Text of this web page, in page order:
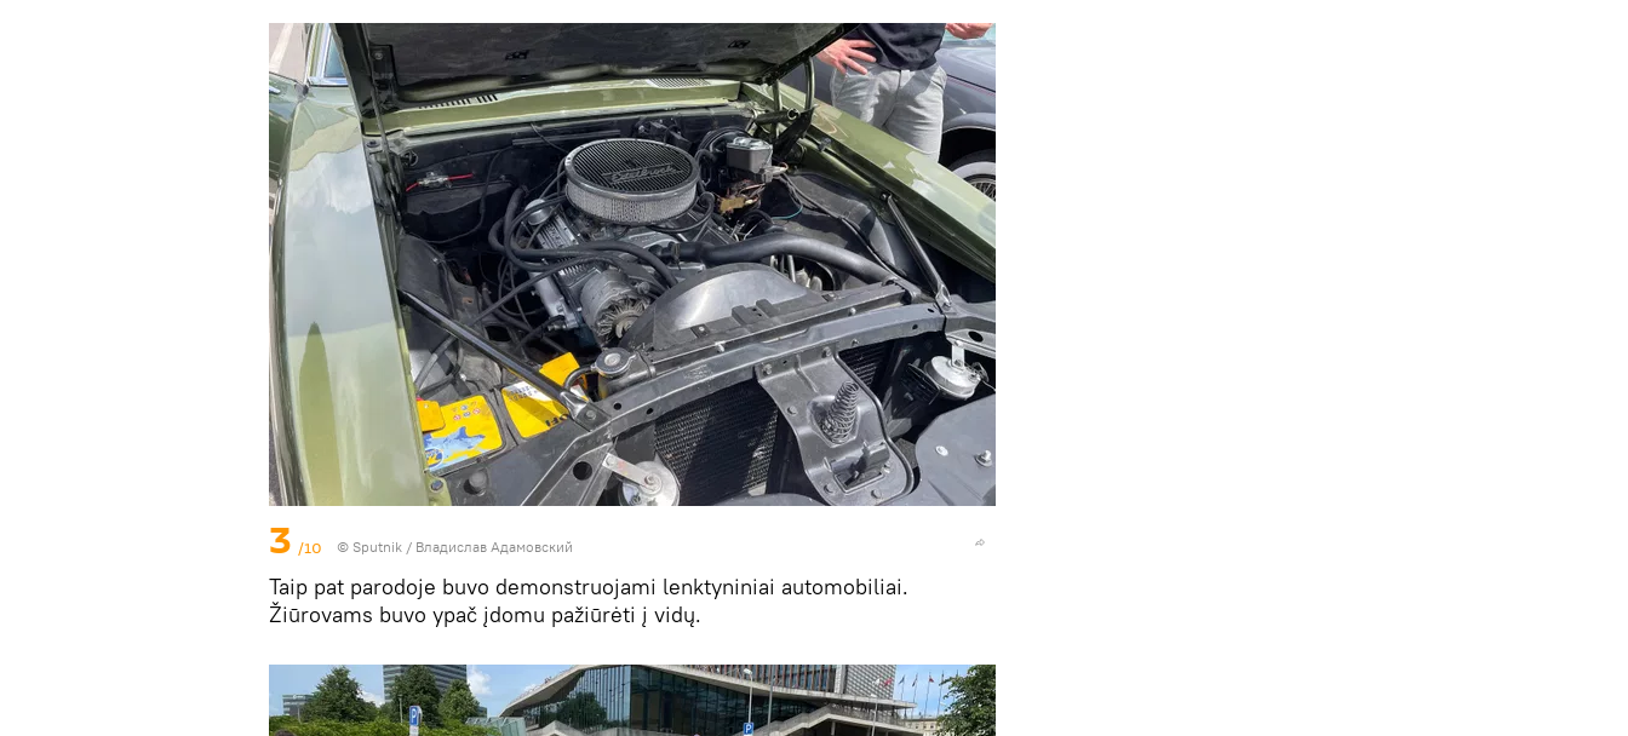
3 /10 © Sputnik / Владислав Адамовский
Taip pat parodoje buvo demonstruojami lenktyniniai automobiliai.
Žiūrovams buvo ypač įdomu pažiūrėti į vidų.